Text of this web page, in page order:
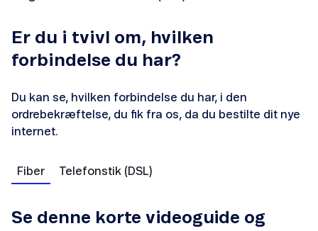
Opsætning og hjælp
Er du i tvivl om, hvilken
forbindelse du har?
Du kan se, hvilken forbindelse du har, i den
ordrebekræftelse, du fik fra os, da du bestilte dit nye
internet.
Fiber Telefonstik (DSL)
Se denne korte videoguide og